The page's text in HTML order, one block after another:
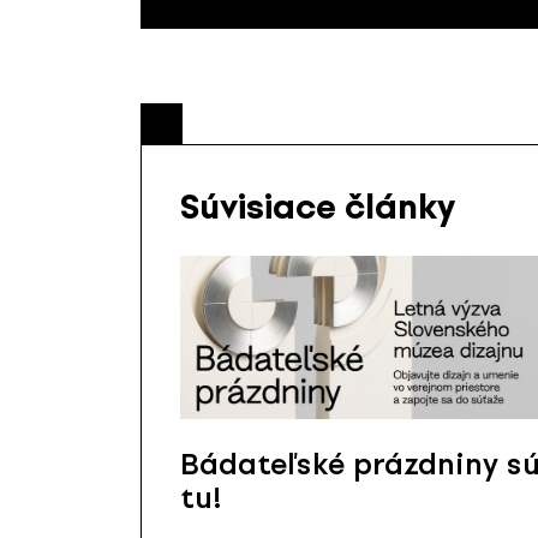
Súvisiace články
Bádateľské prázdniny
tu!